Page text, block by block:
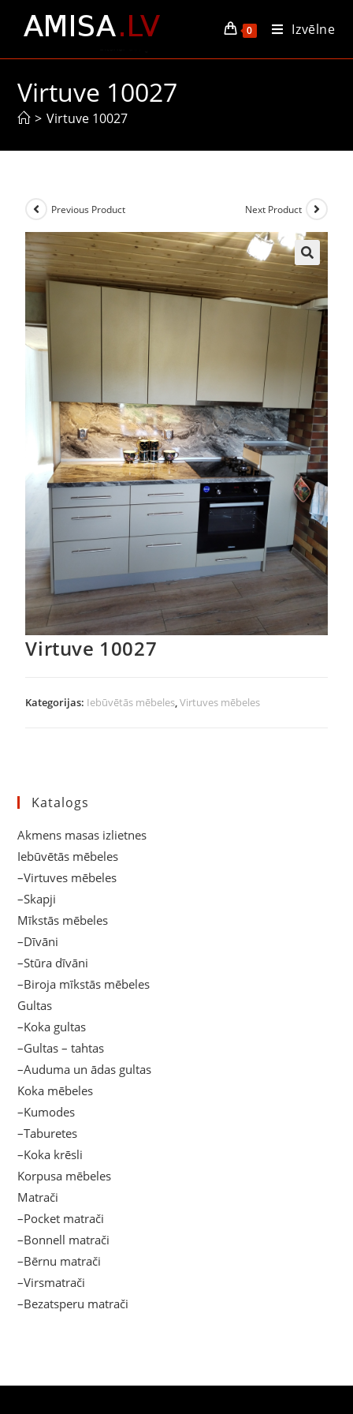
0 Izvēlne
Virtuve 10027
> Virtuve 10027
Previous Product Next Product
Virtuve 10027
Kategorijas: Iebūvētās mēbeles,Virtuves mēbeles
Katalogs
Akmens masas izlietnes
Iebūvētās mēbeles
–Virtuves mēbeles
–Skapji
Mīkstās mēbeles
–Dīvāni
–Stūra dīvāni
–Biroja mīkstās mēbeles
Gultas
–Koka gultas
–Gultas – tahtas
–Auduma un ādas gultas
Koka mēbeles
–Kumodes
–Taburetes
–Koka krēsli
Korpusa mēbeles
Matrači
–Pocket matrači
–Bonnell matrači
–Bērnu matrači
–Virsmatrači
–Bezatsperu matrači